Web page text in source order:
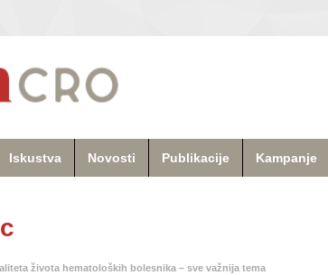
Iskustva Novosti Publikacije Kampanje
života hematoloških bolesnika – sve važnija tema